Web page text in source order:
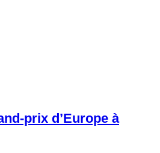
prix d’Europe à